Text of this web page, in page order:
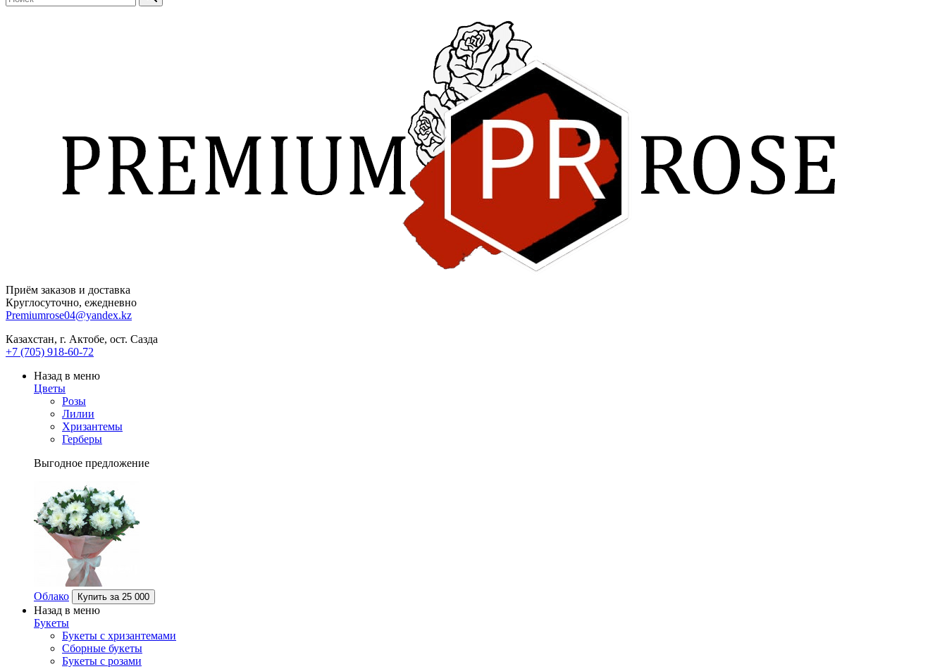
Приём заказов и доставка
Круглосуточно, ежедневно
Premiumrose04@yandex.kz
Казахстан, г. Актобе, ост. Сазда
+7 (705) 918-60-72
Назад в меню
Цветы
Розы
Лилии
Хризантемы
Герберы
Выгодное предложение
Облако Купить за 25 000
Назад в меню
Букеты
Букеты с хризантемами
Сборные букеты
Букеты с розами